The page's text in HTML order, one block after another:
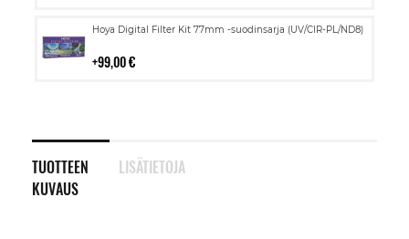
Hoya Digital Filter Kit 77mm -suodinsarja (UV/CIR-PL/ND8)
99,00 €
Lisää
TUOTTEEN
KUVAUS
LISÄTIETOJA